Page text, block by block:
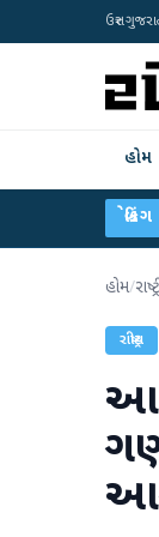
ઉત્તર
હોમ
બ્રેકિંગ
પીએમ
હોમ/
રાષ્ટ્રીય